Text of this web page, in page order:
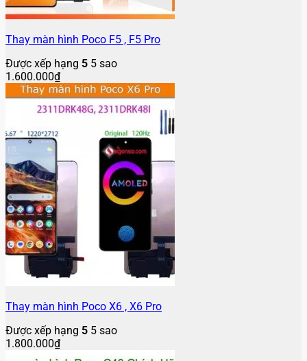
Thay màn hình Poco F5 , F5 Pro
Được xếp hạng 5 5 sao
1.600.000₫
Thay màn hình Poco X6 , X6 Pro
Được xếp hạng 5 5 sao
1.800.000₫